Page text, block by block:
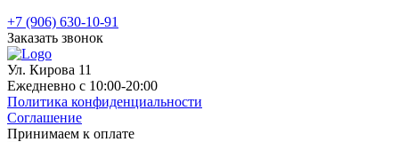
+7 (906) 630-10-91
Заказать звонок
Ул. Кирова 11
Ежедневно с 10:00-20:00
Политика конфиденциальности
Соглашение
Принимаем к оплате